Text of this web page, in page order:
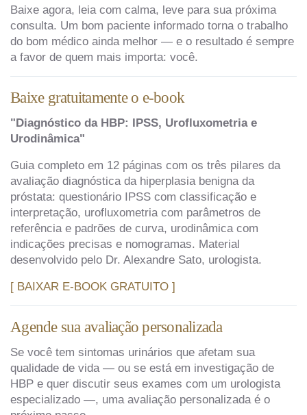
Baixe agora, leia com calma, leve para sua próxima
consulta. Um bom paciente informado torna o trabalho
do bom médico ainda melhor — e o resultado é sempre
a favor de quem mais importa: você.
Baixe gratuitamente o e-book
"Diagnóstico da HBP: IPSS, Urofluxometria e
Urodinâmica"
Guia completo em 12 páginas com os três pilares da
avaliação diagnóstica da hiperplasia benigna da
próstata: questionário IPSS com classificação e
interpretação, urofluxometria com parâmetros de
referência e padrões de curva, urodinâmica com
indicações precisas e nomogramas. Material
desenvolvido pelo Dr. Alexandre Sato, urologista.
[ BAIXAR E-BOOK GRATUITO ]
Agende sua avaliação personalizada
Se você tem sintomas urinários que afetam sua
qualidade de vida — ou se está em investigação de
HBP e quer discutir seus exames com um urologista
especializado —, uma avaliação personalizada é o